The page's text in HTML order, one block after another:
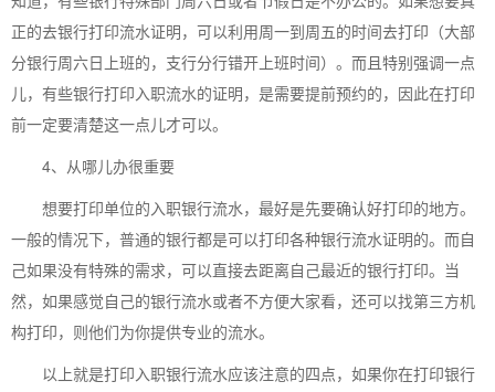
正的去银行打印流水证明，可以利用周一到周五的时间去打印（大部
分银行周六日上班的，支行分行错开上班时间）。而且特别强调一点
儿，有些银行打印入职流水的证明，是需要提前预约的，因此在打印
前一定要清楚这一点儿才可以。
4、从哪儿办很重要
想要打印单位的入职银行流水，最好是先要确认好打印的地方。
一般的情况下，普通的银行都是可以打印各种银行流水证明的。而自
己如果没有特殊的需求，可以直接去距离自己最近的银行打印。当
然，如果感觉自己的银行流水或者不方便大家看，还可以找第三方机
构打印，则他们为你提供专业的流水。
以上就是打印入职银行流水应该注意的四点，如果你在打印银行